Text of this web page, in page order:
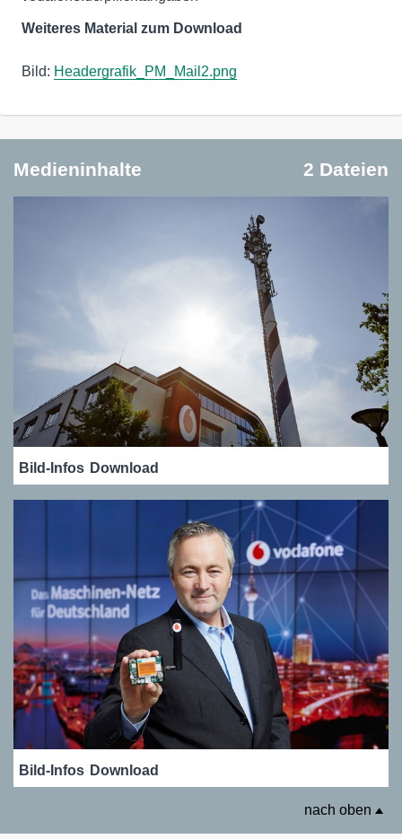
Weiteres Material zum Download
Bild: Headergrafik_PM_Mail2.png
Medieninhalte 2 Dateien
Bild-Infos Download
Bild-Infos Download
nach oben